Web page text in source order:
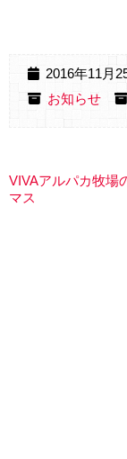
2016年11月
お知らせ
VIVAアルパカ牧場
マス